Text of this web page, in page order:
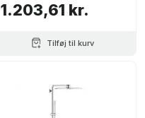
1.203,61 kr.
Tilføj til kurv